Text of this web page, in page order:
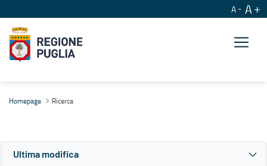
A A
Homepage Ricerca
Ultima modifica